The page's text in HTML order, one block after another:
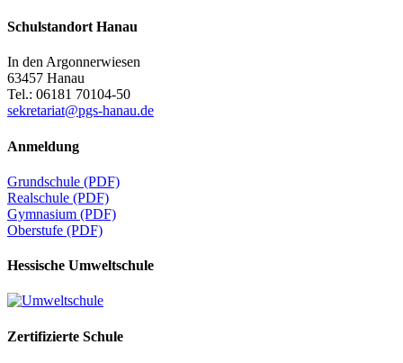
Schulstandort Hanau
In den Argonnerwiesen
63457 Hanau
Tel.: 06181 70104-50
sekretariat@pgs-hanau.de
Anmeldung
Grundschule (PDF)
Realschule (PDF)
Gymnasium (PDF)
Oberstufe (PDF)
Hessische Umweltschule
Zertifizierte Schule